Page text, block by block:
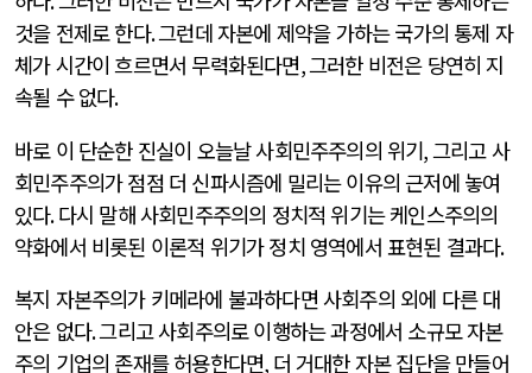
것을 전제로 한다.그런데 자본에 제약을 가하는 국가의 통제 자
체가 시간이 흐르면서 무력화된다면,그러한 비전은 당연히 지
속될 수 없다.
바로 이 단순한 진실이 오늘날 사회민주주의의 위기,그리고 사
회민주주의가 점점 더 신파시즘에 밀리는 이유의 근저에 놓여
있다.다시 말해 사회민주주의의 정치적 위기는 케인스주의의
약화에서 비롯된 이론적 위기가 정치 영역에서 표현된 결과다.
복지 자본주의가 키메라에 불과하다면 사회주의 외에 다른 대
안은 없다.그리고 사회주의로 이행하는 과정에서 소규모 자본
주의 기업의 존재를 허용한다면, 더 거대한 자본 집단을 만들어